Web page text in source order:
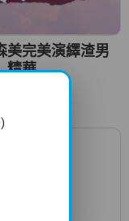
美完美演繹渣男
精華